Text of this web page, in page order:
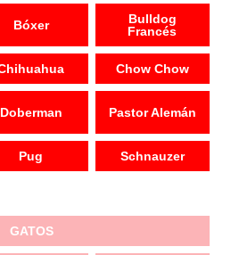
Bóxer
Bulldog
Francés
Chow Chow
Doberman Pastor Alemán
Pug Schnauzer
GATOS